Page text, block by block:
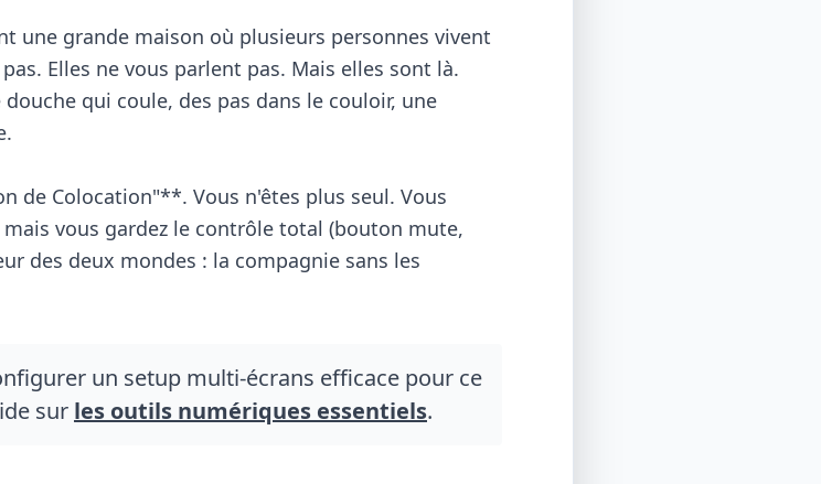
une grande maison où plusieurs personnes vivent
Elles ne vous parlent pas. Mais elles sont là.
qui coule, des pas dans le couloir, une
de Colocation"**. Vous n'êtes plus seul. Vous
vous gardez le contrôle total (bouton mute,
des deux mondes : la compagnie sans les
un setup multi-écrans efficace pour ce
sur les outils numériques essentiels.